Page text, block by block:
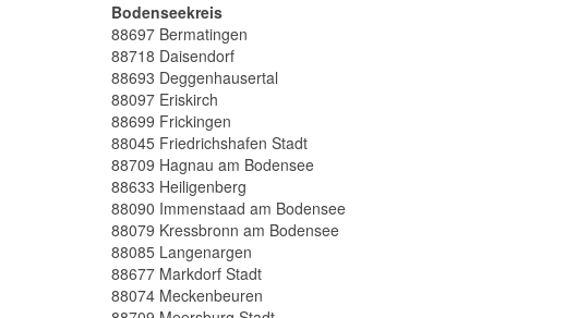
Bodenseekreis
88697 Bermatingen
88718 Daisendorf
88693 Deggenhausertal
88097 Eriskirch
88699 Frickingen
88045 Friedrichshafen Stadt
88709 Hagnau am Bodensee
88633 Heiligenberg
88090 Immenstaad am Bodensee
88079 Kressbronn am Bodensee
88085 Langenargen
88677 Markdorf Stadt
88074 Meckenbeuren